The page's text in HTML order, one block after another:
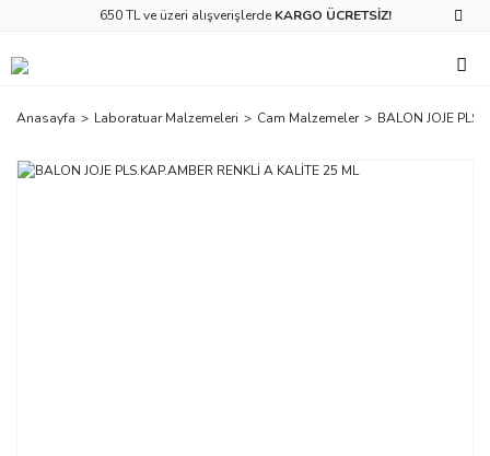
650 TL ve üzeri alışverişlerde KARGO ÜCRETSİZ!
Anasayfa Laboratuar Malzemeleri Cam Malzemeler BALON JOJE